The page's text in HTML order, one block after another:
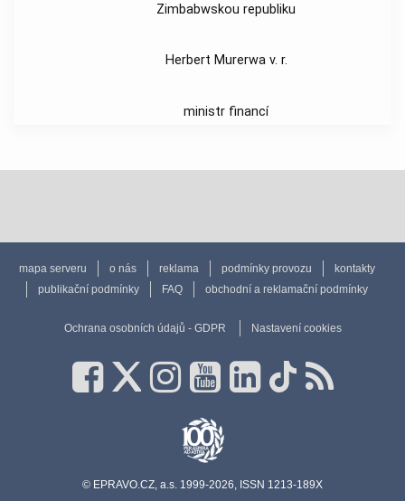
Zimbabwskou republiku
Herbert Murerwa v. r.
ministr financí
mapa serveru o nás reklama podmínky provozu
kontakty
publikační podmínky
FAQ obchodní a reklamační podmínky
Ochrana osobních údajů - GDPR Nastavení cookies
© EPRAVO.CZ, a.s. 1999-2026, ISSN 1213-189X